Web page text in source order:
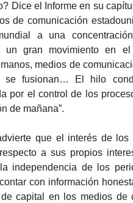
Dice el Informe en su
de comunicación
a una
un gran movimiento en
medios de
se fusionan… El hilo
por el control de los
de mañana”.
que el interés de los
a sus propios
independencia de los
con información
capital en los medios de